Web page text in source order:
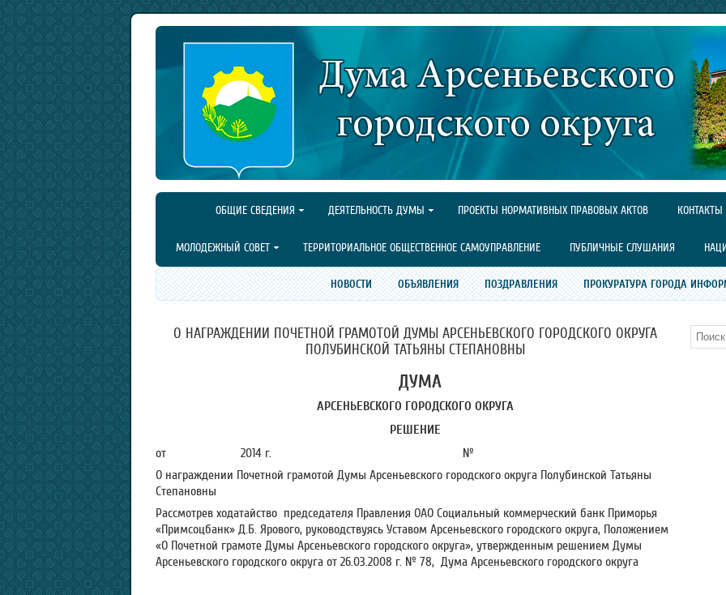
ОБЩИЕ СВЕДЕНИЯ ДЕЯТЕЛЬНОСТЬ ДУМЫ ПРОЕКТЫ НОРМАТИВНЫХ ПРАВОВЫХ АКТОВ КОНТАКТЫ
МОЛОДЕЖНЫЙ СОВЕТ ТЕРРИТОРИАЛЬНОЕ ОБЩЕСТВЕННОЕ САМОУПРАВЛЕНИЕ ПУБЛИЧНЫЕ СЛУШАНИЯ
НОВОСТИ ОБЪЯВЛЕНИЯ ПОЗДРАВЛЕНИЯ ПРОКУРАТУРА ГОРОДА
О НАГРАЖДЕНИИ ПОЧЕТНОЙ ГРАМОТОЙ ДУМЫ АРСЕНЬЕВСКОГО ГОРОДСКОГО ОКРУГА
ПОЛУБИНСКОЙ ТАТЬЯНЫ СТЕПАНОВНЫ
ДУМА
АРСЕНЬЕВСКОГО ГОРОДСКОГО ОКРУГА
РЕШЕНИЕ
от 2014 г. №
О награждении Почетной грамотой Думы Арсеньевского городского округа Полубинской Татьяны
Степановны
Рассмотрев ходатайство председателя Правления ОАО Социальный коммерческий банк Приморья
«Примсоцбанк» Д.Б. Ярового, руководствуясь Уставом Арсеньевского городского округа, Положением
«О Почетной грамоте Думы Арсеньевского городского округа», утвержденным решением Думы
Арсеньевского городского округа от 26.03.2008 г. № 78, Дума Арсеньевского городского округа
Поиск